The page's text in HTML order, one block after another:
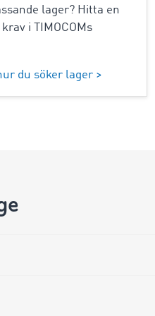
lager? Hitta en
i TIMOCOMs
du söker lager >